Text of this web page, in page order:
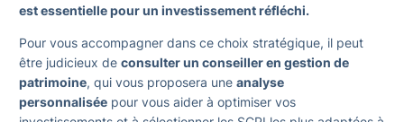
est essentielle pour un investissement réfléchi.
Pour vous accompagner dans ce choix stratégique, il peut
être judicieux de consulter un conseiller en gestion de
patrimoine, qui vous proposera une analyse
personnalisée pour vous aider à optimiser vos